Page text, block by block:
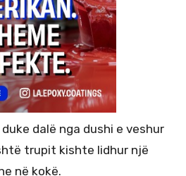
dalë nga dushi e veshur
trupit kishte lidhur një
në kokë.